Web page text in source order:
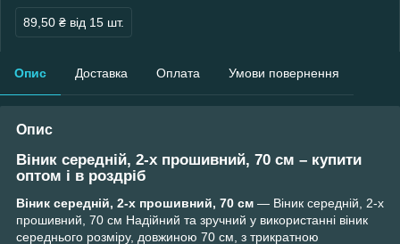
89,50 ₴ від 15 шт.
Опис Доставка Оплата Умови повернення
Опис
Віник середній, 2-х прошивний, 70 см – купити
оптом і в роздріб
Віник середній, 2-х прошивний, 70 см — Віник середній, 2-х
прошивний, 70 см Надійний та зручний у використанні віник
середнього розміру, довжиною 70 см, з трикратною